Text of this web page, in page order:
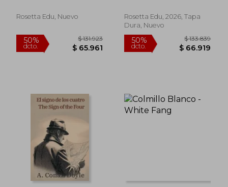
10%
dcto. $ 14.355
10%
dcto.
Rosetta Edu, Nuevo
Rosetta Edu, 2026, Tapa
Dura, Nuevo